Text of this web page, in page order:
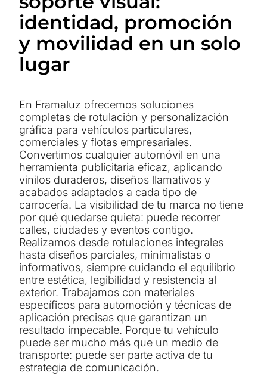
identidad, promoción
y movilidad en un solo
lugar
En Framaluz ofrecemos soluciones
completas de rotulación y personalización
gráfica para vehículos particulares,
comerciales y flotas empresariales.
Convertimos cualquier automóvil en una
herramienta publicitaria eficaz, aplicando
vinilos duraderos, diseños llamativos y
acabados adaptados a cada tipo de
carrocería. La visibilidad de tu marca no tiene
por qué quedarse quieta: puede recorrer
calles, ciudades y eventos contigo.
Realizamos desde rotulaciones integrales
hasta diseños parciales, minimalistas o
informativos, siempre cuidando el equilibrio
entre estética, legibilidad y resistencia al
exterior. Trabajamos con materiales
específicos para automoción y técnicas de
aplicación precisas que garantizan un
resultado impecable. Porque tu vehículo
puede ser mucho más que un medio de
transporte: puede ser parte activa de tu
estrategia de comunicación.